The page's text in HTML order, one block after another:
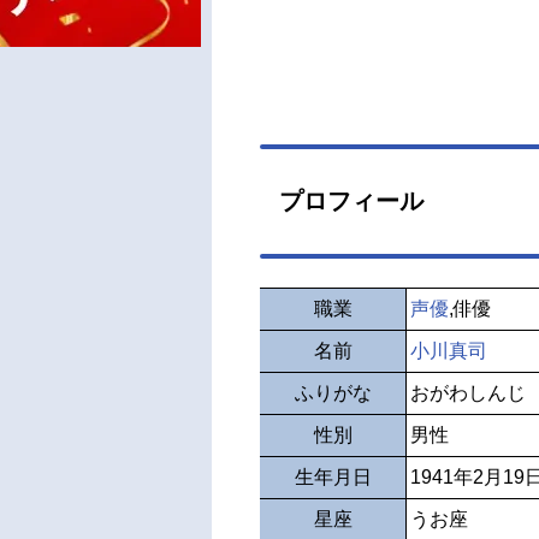
プロフィール
職業 声優,俳優
名前 小川真司
ふりがな おがわしんじ
性別 男性
生年月日 1941年2月19
星座 うお座